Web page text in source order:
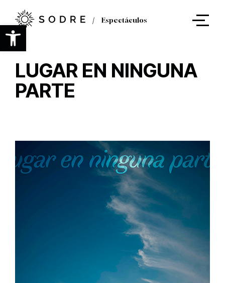
Abrir barra de herramientas
contenido
principal
Espectáculos
LUGAR EN NINGUNA
PARTE